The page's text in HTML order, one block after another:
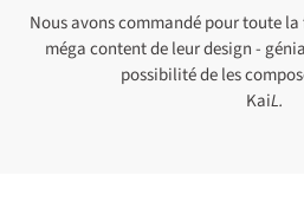
Nous avons commandé pour toute
méga content de leur design -
possibilité de les
KaiL.